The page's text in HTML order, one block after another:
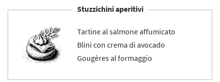
Stuzzichini aperitivi
Tartine al salmone affumicato
Blini con crema di avocado
Gougères al formaggio